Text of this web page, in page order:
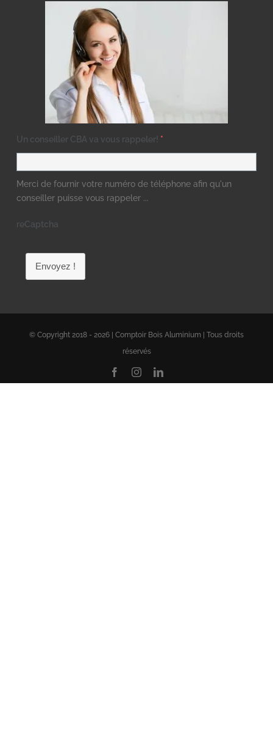
Un conseiller CBA va vous rappeler! *
Merci de fournir votre numéro de téléphone afin qu'un
conseiller puisse vous rappeler ...
reCaptcha
Envoyez !
© Copyright 2018 - 2026 | Comptoir Bois Aluminium | Tous droits
réservés